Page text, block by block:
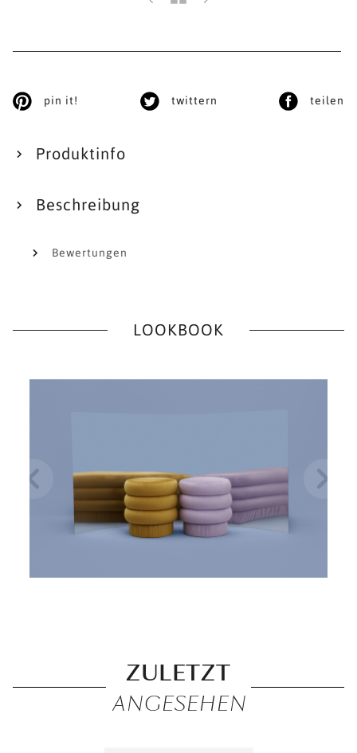
pin it! twittern teilen
Produktinfo
Beschreibung
Bewertungen
LOOKBOOK
ZULETZT
ANGESEHEN